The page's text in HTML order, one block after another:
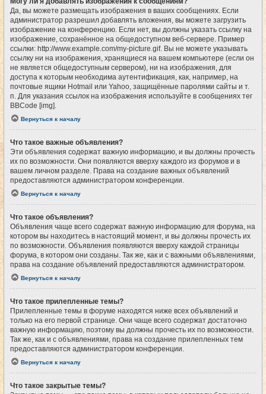
Да, вы можете размещать изображения в ваших сообщениях. Если
администратор разрешил добавлять вложения, вы можете загрузить
изображение на конференцию. Если нет, вы должны указать ссылку на
изображение, сохранённое на общедоступном веб-сервере. Пример
ссылки: http://www.example.com/my-picture.gif. Вы не можете указывать
ссылку ни на изображения, хранящиеся на вашем компьютере (если он
не является общедоступным сервером), ни на изображения, для
доступа к которым необходима аутентификация, как, например, на
почтовые ящики Hotmail или Yahoo, защищённые паролями сайты и т.
п. Для указания ссылок на изображения используйте в сообщениях тег
BBCode [img].
Вернуться к началу
Что такое важные объявления?
Эти объявления содержат важную информацию, и вы должны прочесть
их по возможности. Они появляются вверху каждого из форумов и в
вашем личном разделе. Права на создание важных объявлений
предоставляются администратором конференции.
Вернуться к началу
Что такое объявления?
Объявления чаще всего содержат важную информацию для форума, на
котором вы находитесь в настоящий момент, и вы должны прочесть их
по возможности. Объявления появляются вверху каждой страницы
форума, в котором они созданы. Так же, как и с важными объявлениями,
права на создание объявлений предоставляются администратором.
Вернуться к началу
Что такое прилепленные темы?
Прилепленные темы в форуме находятся ниже всех объявлений и
только на его первой странице. Они чаще всего содержат достаточно
важную информацию, поэтому вы должны прочесть их по возможности.
Так же, как и с объявлениями, права на создание прилепленных тем
предоставляются администратором конференции.
Вернуться к началу
Что такое закрытые темы?